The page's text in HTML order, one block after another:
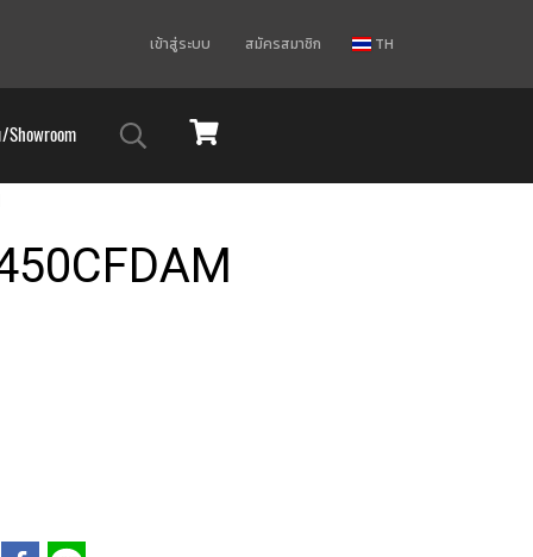
เข้าสู่ระบบ สมัครสมาชิก TH